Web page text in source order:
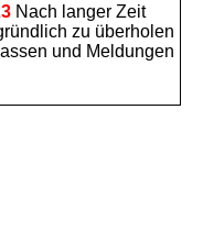
Nach langer Zeit
zu überholen
und Meldungen